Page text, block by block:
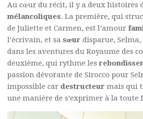
Au cœur du récit, il y a deux histoires
mélancoliques. La première, qui
de Juliette et Carmen, est l’amour
l’écrivain, et sa sœur disparue, Selma,
dans les aventures du Royaume des
deuxième, qui rythme les
passion dévorante de Sirocco pour
impossible car destructeur mais qui
une manière de s’exprimer à la toute